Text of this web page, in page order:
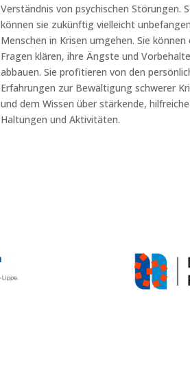
Verständnis von psychischen Störungen.
können sie zukünftig vielleicht
Menschen in Krisen umgehen. Sie können
Fragen klären, ihre Ängste und Vorbehalte
abbauen. Sie profitieren von den
Erfahrungen zur Bewältigung schwerer
und dem Wissen über stärkende, hilfreiche
Haltungen und Aktivitäten.